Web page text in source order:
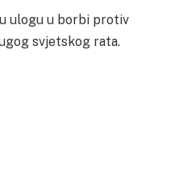
ulogu u borbi protiv
svjetskog rata.